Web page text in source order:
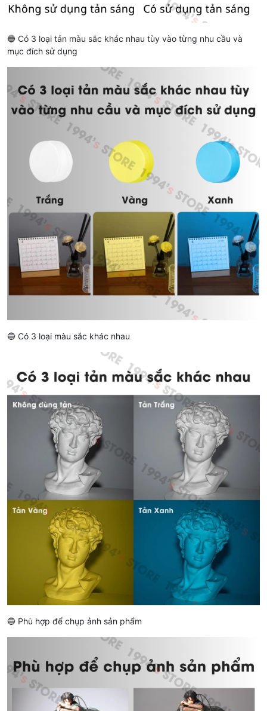
🔵 Có 3 loại tản màu sắc khác nhau tùy vào từng nhu cầu và
mục đích sử dụng
🔵 Có 3 loại màu sắc khác nhau
🔵 Phù hợp để chụp ảnh sản phẩm